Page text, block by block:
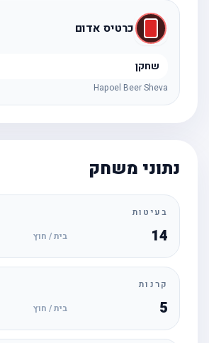
כרטיס אדום
שחקן
Hapoel Beer Sheva
נתוני משחק
בעיטות
14 בית / חוץ
קרנות
בית / חוץ